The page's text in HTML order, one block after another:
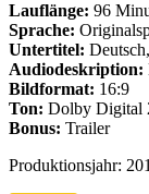
Lauflänge: 96
Sprache:
Untertitel:
Audiodeskription:
Bildformat: 16:9
Ton: Dolby Digital
Bonus: Trailer
Produktionsjahr: